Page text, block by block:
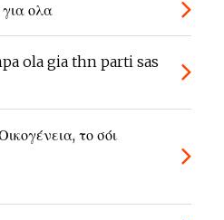
ολα
ola gia thn parti sas
το σόι